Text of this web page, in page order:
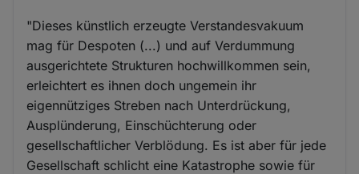
"Dieses künstlich erzeugte Verstandesvakuum
mag für Despoten (...) und auf Verdummung
ausgerichtete Strukturen hochwillkommen sein,
erleichtert es ihnen doch ungemein ihr
eigennütziges Streben nach Unterdrückung,
Ausplünderung, Einschüchterung oder
gesellschaftlicher Verblödung. Es ist aber für jede
Gesellschaft schlicht eine Katastrophe sowie für